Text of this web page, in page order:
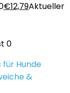
€12,79Aktueller
0